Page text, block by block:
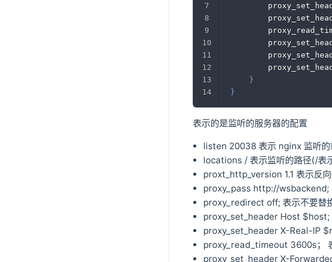
}
}
表示的是监听的服务器的配置
listen 20038 表示 nginx 监听的
locations / 表示监听的路径(/表
proxt_http_version 1.1 表示反
proxy_pass http://wsbackend;
proxy_redirect off; 表示不要替
proxy_set_header Host $host;
proxy_set_header X-Real-IP
proxy_read_timeout 3600s；
proxy_set_header X-